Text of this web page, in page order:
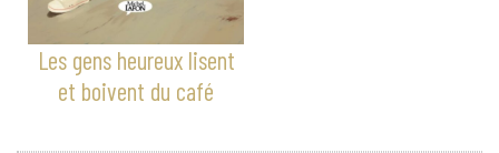
Les gens heureux lisent
et boivent du café